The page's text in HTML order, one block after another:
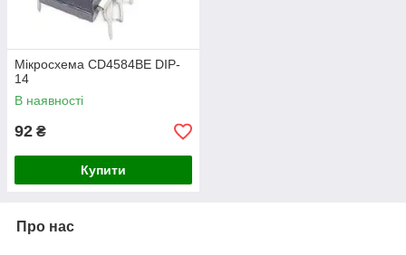
Мікросхема CD4584BE DIP-
14
В наявності
92 ₴
Купити
Про нас